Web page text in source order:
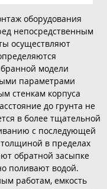
оборудования
непосредственным
осуществляют
модели
параметрами
стенкам корпуса
до грунта не
в более тщательной
с последующей
в пределах
обратной засыпке
поливают водой.
работам, емкость